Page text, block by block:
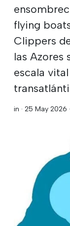
flying
Clippers
las Azores
escala
in · 25 May 2026 ·